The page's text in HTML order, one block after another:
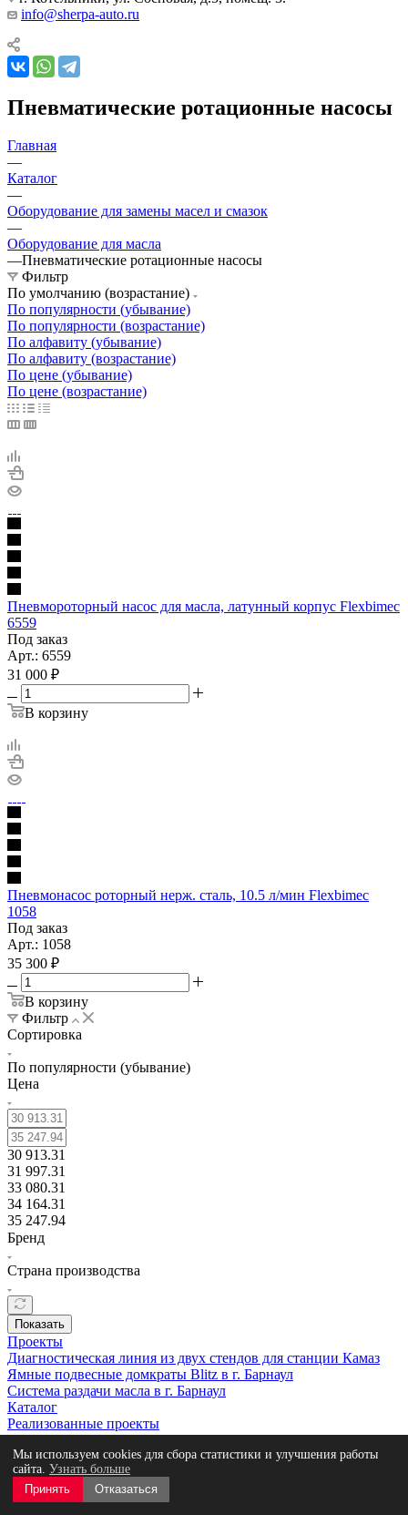
info@sherpa-auto.ru
Пневматические ротационные насосы
Главная
—
Каталог
—
Оборудование для замены масел и смазок
—
Оборудование для масла
—Пневматические ротационные насосы
Фильтр
По умолчанию (возрастание)
По популярности (убывание)
По популярности (возрастание)
По алфавиту (убывание)
По алфавиту (возрастание)
По цене (убывание)
По цене (возрастание)
Пневмороторный насос для масла, латунный корпус Flexbimec
6559
Под заказ
Арт.: 6559
31 000 ₽
В корзину
Пневмонасос роторный нерж. сталь, 10.5 л/мин Flexbimec
1058
Под заказ
Арт.: 1058
35 300 ₽
В корзину
Фильтр
Сортировка
По популярности (убывание)
Цена
30 913.31
31 997.31
33 080.31
34 164.31
35 247.94
Бренд
Страна производства
Показать
Проекты
Диагностическая линия из двух стендов для станции Камаз
Ямные подвесные домкраты Blitz в г. Барнаул
Система раздачи масла в г. Барнаул
Каталог
Реализованные проекты
Заказать проект
Сервис
Контакты
Политика использования файлов cookie
Мы используем cookies для сбора статистики и улучшения работы
сайта. Узнать больше
Принять
Отказаться